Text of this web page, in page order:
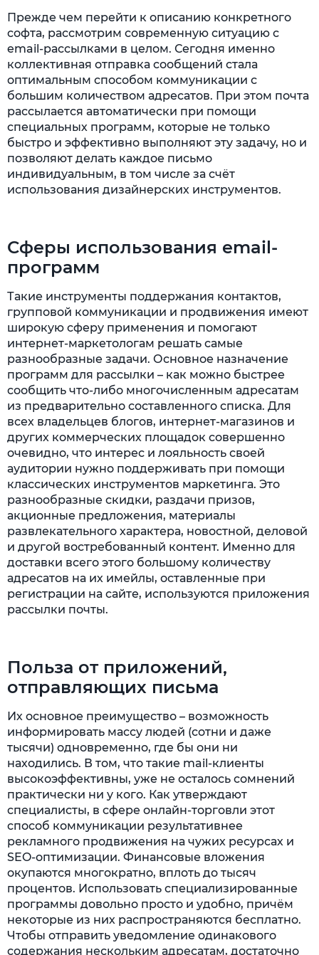
Прежде чем перейти к описанию конкретного
софта, рассмотрим современную ситуацию с
email-рассылками в целом. Сегодня именно
коллективная отправка сообщений стала
оптимальным способом коммуникации с
большим количеством адресатов. При этом почта
рассылается автоматически при помощи
специальных программ, которые не только
быстро и эффективно выполняют эту задачу, но и
позволяют делать каждое письмо
индивидуальным, в том числе за счёт
использования дизайнерских инструментов.
Сферы использования email-
программ
Такие инструменты поддержания контактов,
групповой коммуникации и продвижения имеют
широкую сферу применения и помогают
интернет-маркетологам решать самые
разнообразные задачи. Основное назначение
программ для рассылки – как можно быстрее
сообщить что-либо многочисленным адресатам
из предварительно составленного списка. Для
всех владельцев блогов, интернет-магазинов и
других коммерческих площадок совершенно
очевидно, что интерес и лояльность своей
аудитории нужно поддерживать при помощи
классических инструментов маркетинга. Это
разнообразные скидки, раздачи призов,
акционные предложения, материалы
развлекательного характера, новостной, деловой
и другой востребованный контент. Именно для
доставки всего этого большому количеству
адресатов на их имейлы, оставленные при
регистрации на сайте, используются приложения
рассылки почты.
Польза от приложений,
отправляющих письма
Их основное преимущество – возможность
информировать массу людей (сотни и даже
тысячи) одновременно, где бы они ни
находились. В том, что такие mail-клиенты
высокоэффективны, уже не осталось сомнений
практически ни у кого. Как утверждают
специалисты, в сфере онлайн-торговли этот
способ коммуникации результативнее
рекламного продвижения на чужих ресурсах и
SEO-оптимизации. Финансовые вложения
окупаются многократно, вплоть до тысяч
процентов. Использовать специализированные
программы довольно просто и удобно, причём
некоторые из них распространяются бесплатно.
Чтобы отправить уведомление одинакового
содержания нескольким адресатам, достаточно